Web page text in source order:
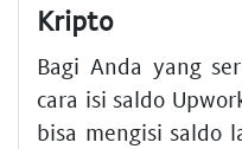
Kripto
Bagi Anda yang
cara isi saldo
bisa mengisi saldo